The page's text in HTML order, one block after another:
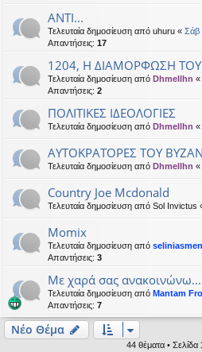
ANTI...
Τελευταία δημοσίευση από uhuru « Σάβ
Απαντήσεις: 17
1204, Η ΔΙΑΜΟΡΦΩΣΗ
Τελευταία δημοσίευση από Dhmellhn «
Απαντήσεις: 2
ΠΟΛΙΤΙΚΕΣ ΙΔΕΟΛΟΓΙΕΣ
Τελευταία δημοσίευση από Dhmellhn «
ΑΥΤΟΚΡΑΤΟΡΕΣ ΤΟΥ
Τελευταία δημοσίευση από Dhmellhn «
Country Joe Mcdonald
Τελευταία δημοσίευση από Sol Invictus
Momix
Τελευταία δημοσίευση από
Απαντήσεις: 3
Mε χαρά σας ανακοινώνω...
Τελευταία δημοσίευση από Mantam
Απαντήσεις: 7
Νέο Θέμα
44 θέματα • Σελίδα